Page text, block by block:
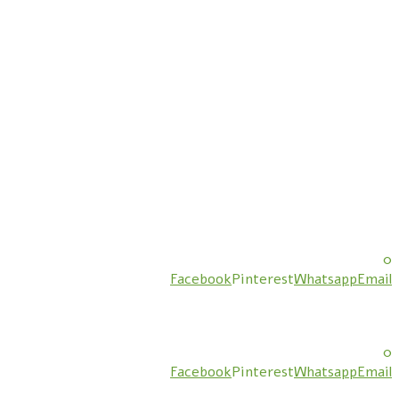
0
FacebookPinterestWhatsappEmail
0
FacebookPinterestWhatsappEmail